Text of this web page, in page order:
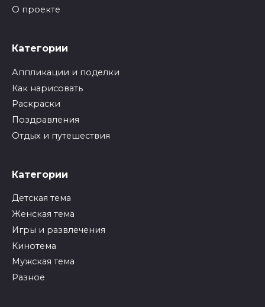
О проекте
Категории
Аппликации и поделки
Как нарисовать
Раскраски
Поздравления
Отдых и путешествия
Категории
Детская тема
Женская тема
Игры и развлечения
Кинотема
Мужская тема
Разное